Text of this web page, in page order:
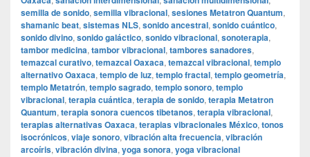
semilla de sonido, semilla vibracional, sesiones Metatron Quantum,
shamanic beat, sistemas NLS, sonido ancestral, sonido cuántico,
sonido divino, sonido galáctico, sonido vibracional, sonoterapia,
tambor medicina, tambor vibracional, tambores sanadores,
temazcal curativo, temazcal Oaxaca, temazcal vibracional, templo
alternativo Oaxaca, templo de luz, templo fractal, templo geometría,
templo Metatrón, templo sagrado, templo sonoro, templo
vibracional, terapia cuántica, terapia de sonido, terapia Metatron
Quantum, terapia sonora cuencos tibetanos, terapia vibracional,
terapias alternativas Oaxaca, terapias vibracionales México, tonos
isocrónicos, viaje sonoro, vibración alta frecuencia, vibración
arcoíris, vibración divina, yoga sonora, yoga vibracional